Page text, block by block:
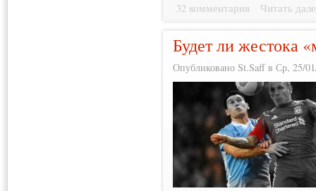
32 комментария Читать
Будет ли жестока
Опубликовано St.Saff в Ср, 25/